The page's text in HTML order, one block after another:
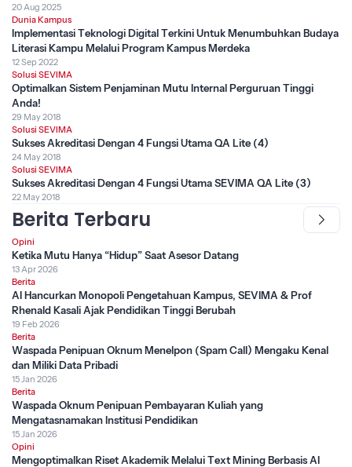
20 Aug 2025
Dunia Kampus
Implementasi Teknologi Digital Terkini Untuk Menumbuhkan Budaya
Literasi Kampu Melalui Program Kampus Merdeka
12 Sep 2022
Solusi SEVIMA
Optimalkan Sistem Penjaminan Mutu Internal Perguruan Tinggi
Anda!
29 May 2018
Solusi SEVIMA
Sukses Akreditasi Dengan 4 Fungsi Utama QA Lite (4)
24 May 2018
Solusi SEVIMA
Sukses Akreditasi Dengan 4 Fungsi Utama SEVIMA QA Lite (3)
22 May 2018
Berita Terbaru
Opini
Ketika Mutu Hanya “Hidup” Saat Asesor Datang
13 Apr 2026
Berita
AI Hancurkan Monopoli Pengetahuan Kampus, SEVIMA & Prof
Rhenald Kasali Ajak Pendidikan Tinggi Berubah
19 Feb 2026
Berita
Waspada Penipuan Oknum Menelpon (Spam Call) Mengaku Kenal
dan Miliki Data Pribadi
15 Jan 2026
Berita
Waspada Oknum Penipuan Pembayaran Kuliah yang
Mengatasnamakan Institusi Pendidikan
15 Jan 2026
Opini
Mengoptimalkan Riset Akademik Melalui Text Mining Berbasis AI